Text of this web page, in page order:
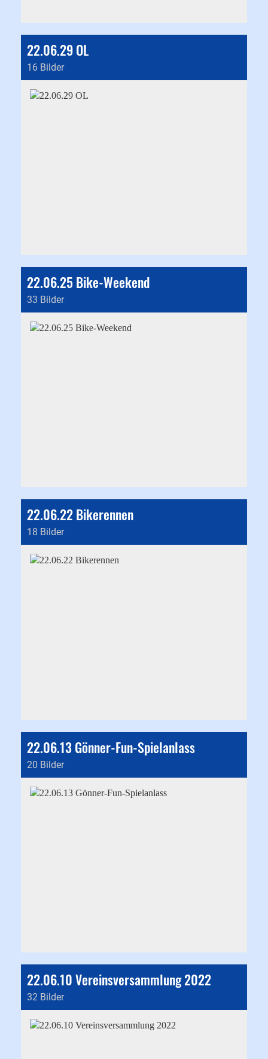
22.06.29 OL
16 Bilder
22.06.25 Bike-Weekend
33 Bilder
22.06.22 Bikerennen
18 Bilder
22.06.13 Gönner-Fun-Spielanlass
20 Bilder
22.06.10 Vereinsversammlung 2022
32 Bilder